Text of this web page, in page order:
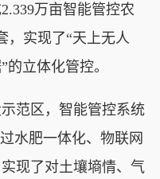
万亩智能管控农
，实现了“天上无人
立体化管控。
范区，智能管控系统
水肥一体化、物联网
现了对土壤墒情、气